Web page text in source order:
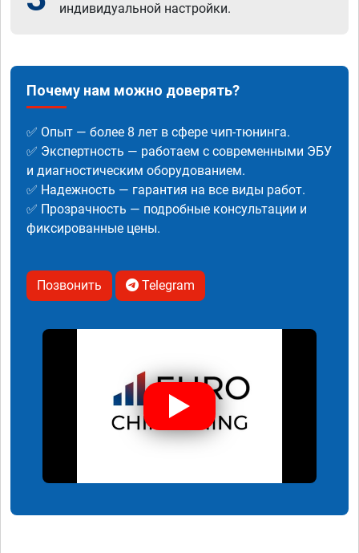
индивидуальной настройки.
Почему нам можно доверять?
✅ Опыт — более 8 лет в сфере чип-тюнинга.
✅ Экспертность — работаем с современными ЭБУ
и диагностическим оборудованием.
✅ Надежность — гарантия на все виды работ.
✅ Прозрачность — подробные консультации и
фиксированные цены.
Позвонить Telegram